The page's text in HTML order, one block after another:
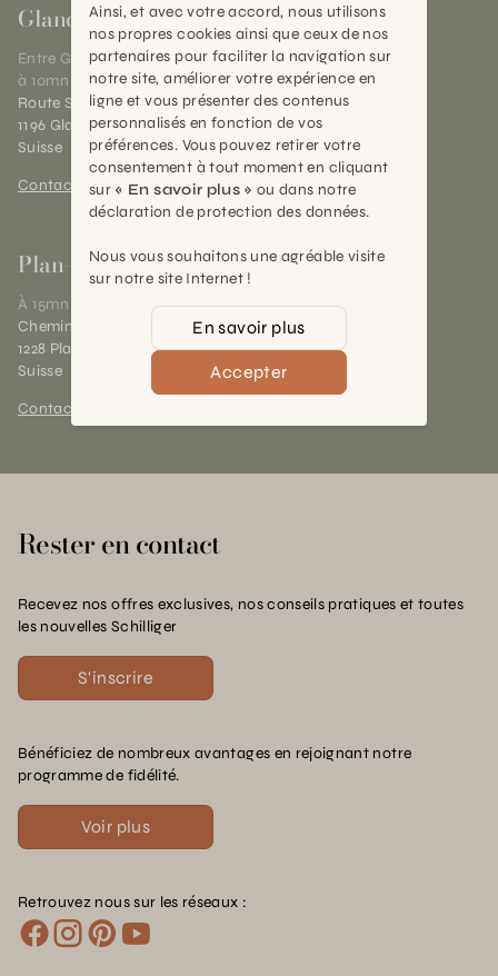
Gland
Entre Genève et Lausanne,
à 10mn de Nyon
Route Suisse 40
1196 Gland (VD)
Suisse
Contact et horaires
Plan-les-Ouates
À 15mn du centre de Genève
Chemin des Charrotons 25
1228 Plan-les-Ouates (GE)
Suisse
Contact et horaires
Rester en contact
Recevez nos offres exclusives, nos conseils pratiques et toutes
les nouvelles Schilliger
S'inscrire
Bénéficiez de nombreux avantages en rejoignant notre
programme de fidélité.
Voir plus
Retrouvez nous sur les réseaux :
Ainsi, et avec votre accord, nous utilisons
nos propres cookies ainsi que ceux de nos
partenaires pour faciliter la navigation sur
notre site, améliorer votre expérience en
ligne et vous présenter des contenus
personnalisés en fonction de vos
préférences. Vous pouvez retirer votre
consentement à tout moment en cliquant
sur « En savoir plus » ou dans notre
déclaration de protection des données.
Nous vous souhaitons une agréable visite
sur notre site Internet !
En savoir plus
Accepter